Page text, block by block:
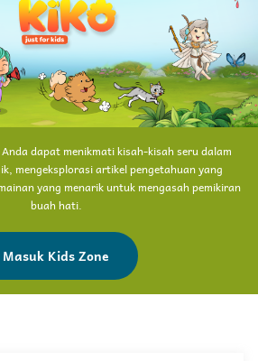
dapat menikmati kisah-kisah seru dalam
mengeksplorasi artikel pengetahuan yang
yang menarik untuk mengasah pemikiran
buah hati.
Masuk Kids Zone